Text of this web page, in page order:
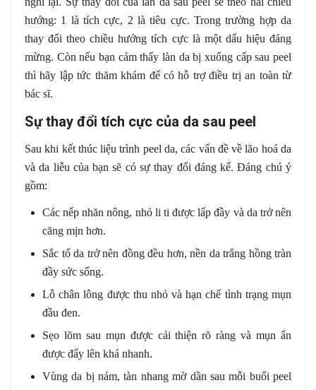
hướng: 1 là tích cực, 2 là tiêu cực. Trong trường hợp da
thay đổi theo chiều hướng tích cực là một dấu hiệu đáng
mừng. Còn nếu bạn cảm thấy làn da bị xuống cấp sau peel
thì hãy lập tức thăm khám để có hỗ trợ điều trị an toàn từ
bác sĩ.
Sự thay đổi tích cực của da sau peel
Sau khi kết thúc liệu trình peel da, các vấn đề về lão hoá da
và da liễu của bạn sẽ có sự thay đổi đáng kể. Đáng chú ý
gồm:
Các nếp nhăn nông, nhỏ li ti được lấp đầy và da trở nên
căng mịn hơn.
Sắc tố da trở nên đồng đều hơn, nền da trắng hồng tràn
đầy sức sống.
Lỗ chân lông được thu nhỏ và hạn chế tình trạng mụn
đầu đen.
Sẹo lõm sau mụn được cải thiện rõ ràng và mụn ẩn
được đẩy lên khá nhanh.
Vùng da bị nám, tàn nhang mờ dần sau mỗi buổi peel